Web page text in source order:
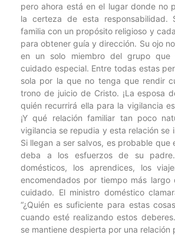
pero ahora está en el lugar donde no
la certeza de esta responsabilidad.
familia con un propósito religioso y
para obtener guía y dirección. Su ojo
en un solo miembro del grupo
cuidado especial. Entre todas estas
sola por la que no tenga que rendir
trono de juicio de Cristo. ¡La esposa
quién recurrirá ella para la vigilancia
¡Y qué relación familiar tan poco
vigilancia se repudia y esta relación se
Si llegan a ser salvos, es probable que
deba a los esfuerzos de su
domésticos, los aprendices, los
encomendados por tiempo más
cuidado. El ministro doméstico
“¿Quién es suficiente para estas
cuando esté realizando estos
se mantiene despierta por una relación